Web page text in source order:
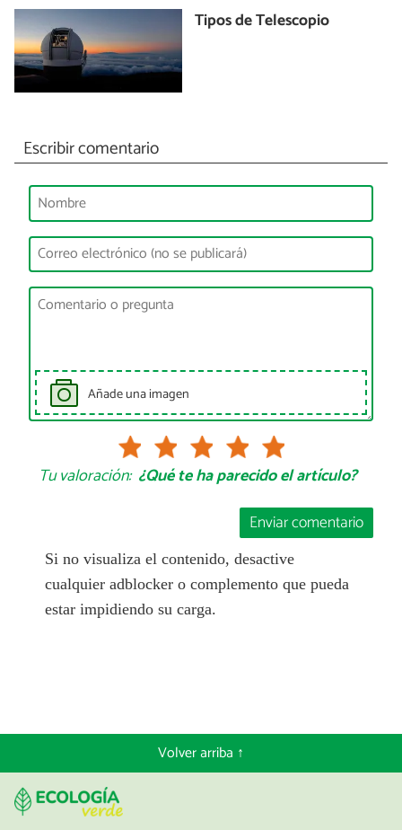
Tipos de Telescopio
Escribir comentario
Añade una imagen
Tu valoración: ¿Qué te ha parecido el artículo?
Enviar comentario
Si no visualiza el contenido, desactive
cualquier adblocker o complemento que pueda
estar impidiendo su carga.
Volver arriba ↑